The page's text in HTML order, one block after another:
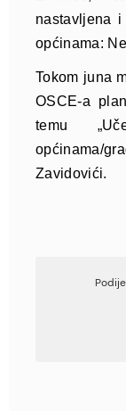
nastavljena
općinama:
Tokom juna
OSCE-a
temu
općinama/
Zavidovići.